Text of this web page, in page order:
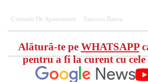
Centrale De Apartament Tanczos Barna
Alătură-te pe WHATSAPP
pentru a fi la curent cu